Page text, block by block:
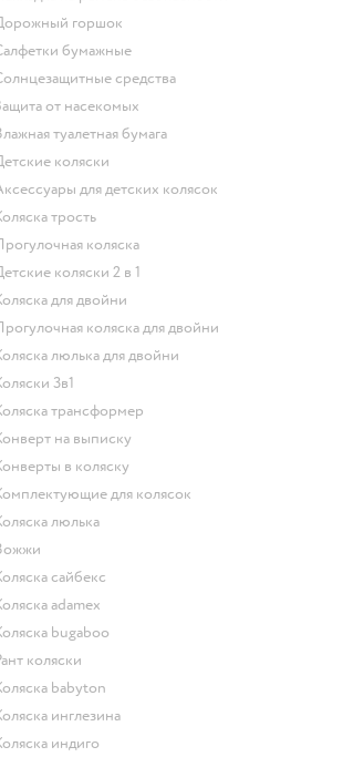
Дорожный горшок
Салфетки бумажные
Солнцезащитные средства
Защита от насекомых
Влажная туалетная бумага
Детские коляски
Аксессуары для детских колясок
Коляска трость
Прогулочная коляска
Детские коляски 2 в 1
Коляска для двойни
Прогулочная коляска для двойни
Коляска люлька для двойни
Коляски 3в1
Коляска трансформер
Конверт на выписку
Конверты в коляску
Комплектующие для колясок
Коляска люлька
Вожжи
Коляска сайбекс
Коляска adamex
Коляска bugaboo
Рант коляски
Коляска babyton
Коляска инглезина
Коляска индиго